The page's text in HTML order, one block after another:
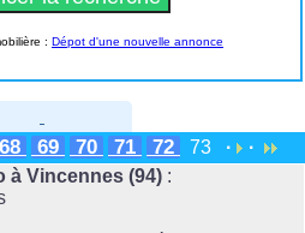
: Dépot d'une nouvelle annonce
68 69 70 71 72 73 ·
·
à Vincennes (94) :